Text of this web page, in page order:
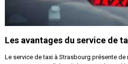
Les avantages du service de
Le service de taxi à Strasbourg présente